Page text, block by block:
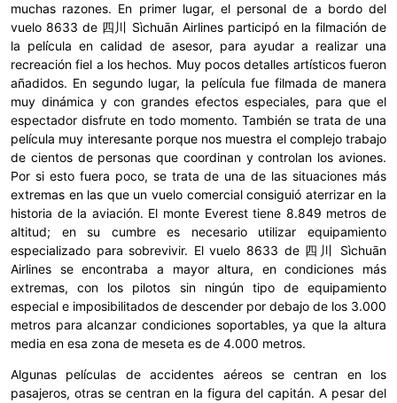
muchas razones. En primer lugar, el personal de a bordo del
vuelo 8633 de 四川 Sìchuān Airlines participó en la filmación de
la película en calidad de asesor, para ayudar a realizar una
recreación fiel a los hechos. Muy pocos detalles artísticos fueron
añadidos. En segundo lugar, la película fue filmada de manera
muy dinámica y con grandes efectos especiales, para que el
espectador disfrute en todo momento. También se trata de una
película muy interesante porque nos muestra el complejo trabajo
de cientos de personas que coordinan y controlan los aviones.
Por si esto fuera poco, se trata de una de las situaciones más
extremas en las que un vuelo comercial consiguió aterrizar en la
historia de la aviación. El monte Everest tiene 8.849 metros de
altitud; en su cumbre es necesario utilizar equipamiento
especializado para sobrevivir. El vuelo 8633 de 四川 Sìchuān
Airlines se encontraba a mayor altura, en condiciones más
extremas, con los pilotos sin ningún tipo de equipamiento
especial e imposibilitados de descender por debajo de los 3.000
metros para alcanzar condiciones soportables, ya que la altura
media en esa zona de meseta es de 4.000 metros.
Algunas películas de accidentes aéreos se centran en los
pasajeros, otras se centran en la figura del capitán. A pesar del